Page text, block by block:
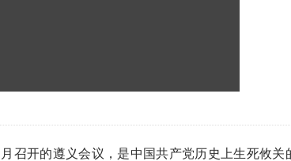
召开的遵义会议，是中国共产党历史上生死攸关